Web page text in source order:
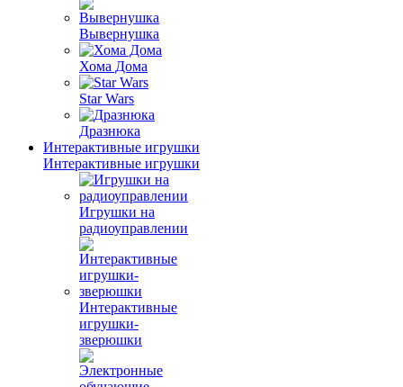
Вывернушка
Хома Дома
Star Wars
Дразнюка
Интерактивные игрушки
Интерактивные игрушки
Игрушки на
радиоуправлении
Интерактивные
игрушки-
зверюшки